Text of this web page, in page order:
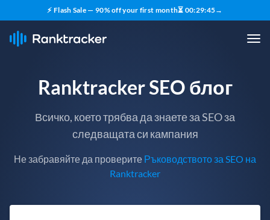
⚡ Flash Sale — 90% off your first month⏳ 00:29:44→
Ranktracker SEO блог
Всичко, което трябва да знаете за SEO за
следващата си кампания
Не забравяйте да проверите Ръководството за SEO на
Ranktracker